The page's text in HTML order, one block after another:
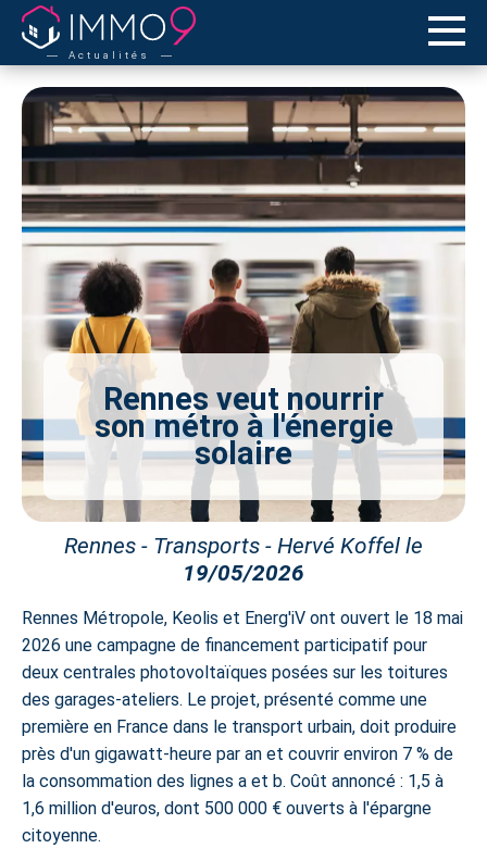
Actualités
Rennes veut nourrir
son métro à l'énergie
solaire
Rennes - Transports - Hervé Koffel le
19/05/2026
Rennes Métropole, Keolis et Energ'iV ont ouvert le 18 mai
2026 une campagne de financement participatif pour
deux centrales photovoltaïques posées sur les toitures
des garages-ateliers. Le projet, présenté comme une
première en France dans le transport urbain, doit produire
près d'un gigawatt-heure par an et couvrir environ 7 % de
la consommation des lignes a et b. Coût annoncé : 1,5 à
1,6 million d'euros, dont 500 000 € ouverts à l'épargne
citoyenne.